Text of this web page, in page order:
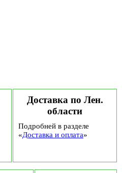
Доставка по Лен.
области
Подробней в разделе
«Доставка и оплата»